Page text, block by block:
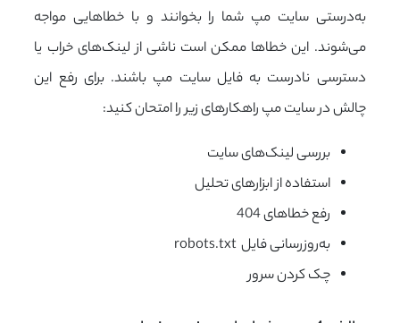
به‌درستی سایت مپ شما را بخوانند و با خطاهایی مواجه
می‌شوند. این خطاها ممکن است ناشی از لینک‌های خراب یا
دسترسی نادرست به فایل سایت مپ باشند. برای رفع این
چالش در سایت مپ راهکارهای زیر را امتحان کنید:
بررسی لینک‌های سایت
استفاده از ابزارهای تحلیل
رفع خطاهای 404
به‌روزرسانی فایل robots.txt
چک کردن سرور